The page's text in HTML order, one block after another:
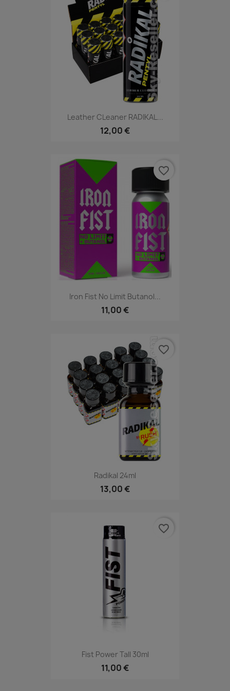
Leather CLeaner RADIKAL...
12,00 €
Iron Fist No Limit Butanol...
11,00 €
favorite_border
Radikal 24ml
13,00 €
favorite_border
Fist Power Tall 30ml
11,00 €
favorite_border